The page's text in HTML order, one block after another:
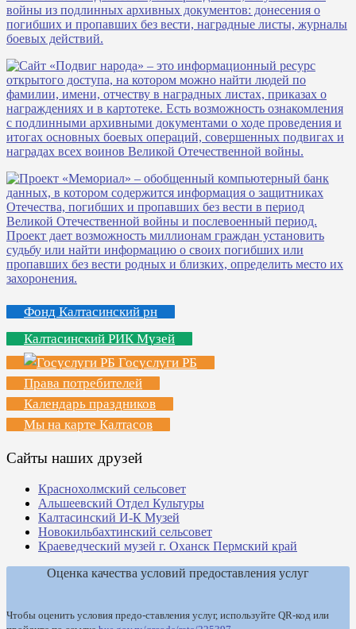
Фонд Калтасинский рн
Калтасинский РИК Музей
Госуслуги РБ
Права потребителей
Календарь праздников
Мы на карте Калтасов
Сайты наших друзей
Краснохолмский сельсовет
Альшеевский Отдел Культуры
Калтасинский И-К Музей
Новокильбахтинский сельсовет
Краеведческий музей г. Оханск Пермский край
Оценка качества условий предоставления услуг
Чтобы оценить условия предо-ставления услуг, используйте QR-код или